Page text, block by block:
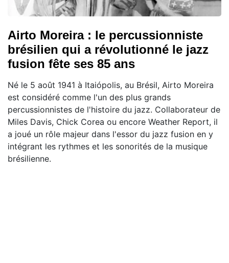
Airto Moreira : le percussionniste
brésilien qui a révolutionné le jazz
fusion fête ses 85 ans
Né le 5 août 1941 à Itaiópolis, au Brésil, Airto Moreira
est considéré comme l'un des plus grands
percussionnistes de l'histoire du jazz. Collaborateur de
Miles Davis, Chick Corea ou encore Weather Report, il
a joué un rôle majeur dans l'essor du jazz fusion en y
intégrant les rythmes et les sonorités de la musique
brésilienne.